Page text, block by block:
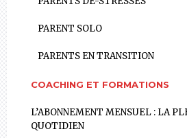
PARENT SOLO
PARENTS EN TRANSITION
COACHING ET FORMATIONS
L’ABONNEMENT MENSUEL : LA
QUOTIDIEN